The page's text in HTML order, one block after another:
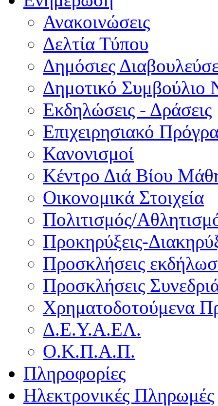
Ανακοινώσεις
Δελτία Τύπου
Δημόσιες
Δημοτικό Συμβούλιο
Εκδηλώσεις - Δράσεις
Επιχειρησιακό
Κανονισμοί
Κέντρο Διά Βίου
Οικονομικά Στοιχεία
Πολιτισμός/
Προκηρύξεις-
Προσκλήσεις
Προσκλήσεις
Χρηματοδοτούμενα
Δ.Ε.Υ.Α.ΕΛ.
Ο.Κ.Π.Α.Π.
Πληροφορίες
Ηλεκτρονικές Πληρωμές